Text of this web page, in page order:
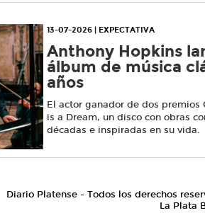
13-07-2026 | EXPECTATIVA
Anthony Hopkins
álbum de música
años
El actor ganador de dos premios
is a Dream, un disco con obras
décadas e inspiradas en su vida.
Diario Platense - Todos los derechos
La Plata